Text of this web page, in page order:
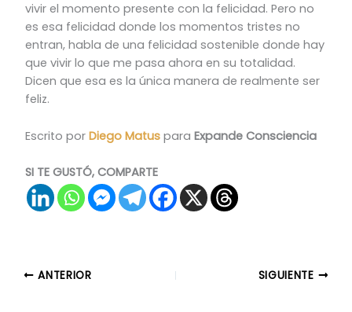
vivir el momento presente con la felicidad. Pero no
es esa felicidad donde los momentos tristes no
entran, habla de una felicidad sostenible donde hay
que vivir lo que me pasa ahora en su totalidad.
Dicen que esa es la única manera de realmente ser
feliz.
Escrito por Diego Matuspara Expande Consciencia
SI TE GUSTÓ, COMPARTE
ANTERIOR SIGUIENTE